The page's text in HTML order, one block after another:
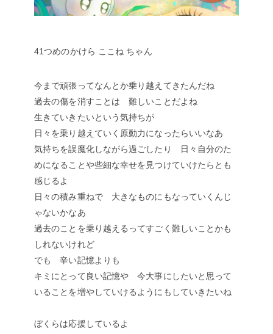
41つめのかけら ここね ちゃん
今まで頑張ってなんとか乗り越えてきたんだね
過去の傷を消すことは 難しいことだよね
生きていきたいという気持ちが
日々を乗り越えていく原動力になったらいいなあ
気持ちを誤魔化しながら過ごしたり 日々自分のた
めになることや些細な幸せを見つけていけたらとも
感じるよ
日々の積み重ねで 大きなものにもなっていくんじ
ゃないかなあ
過去のことを乗り越えるってすごく難しいことかも
しれないけれど
でも 辛い記憶よりも
キミにとって良い記憶や 今大事にしたいと思って
いることを増やしていけるようにもしていきたいね
ぼくらは応援しているよ